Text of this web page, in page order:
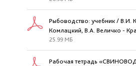
Рыбоводство: учебник / В.И.
Комлацкий, В.А. Величко -
25.99 МБ
Рабочая тетрадь